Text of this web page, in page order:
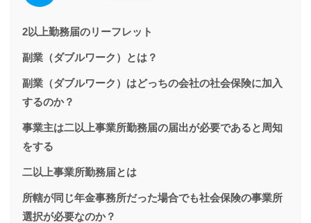
2以上勤務届のリーフレット
副業（ダブルワーク）とは？
副業（ダブルワーク）はどっちの会社の社会保険に加入
するのか？
事業主は二以上事業所勤務届の届出が必要であると周知
をする
二以上事業所勤務届とは
所轄が同じ年金事務所だった場合でも社会保険の事業所
選択が必要なのか？